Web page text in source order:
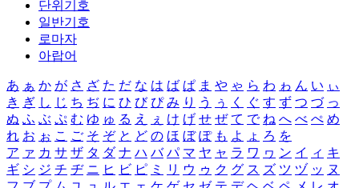
단위기호
일반기호
로마자
아랍어
あ ぁ か が さ ざ た だ な は ば ぱ ま や ゃ ら わ ゎ ん い ぃ
き ぎ し じ ち ぢ に ひ び ぴ み り う ぅ く ぐ す ず つ づ っ
ぬ ふ ぶ ぷ む ゆ ゅ る え ぇ け げ せ ぜ て で ね へ べ ぺ め
れ お ぉ こ ご そ ぞ と ど の ほ ぼ ぽ も よ ょ ろ を
ア ァ カ サ ザ タ ダ ナ ハ バ パ マ ヤ ャ ラ ワ ヮ ン イ ィ キ
ギ シ ジ チ ヂ ニ ヒ ビ ピ ミ リ ウ ゥ ク グ ス ズ ツ ヅ ッ ヌ